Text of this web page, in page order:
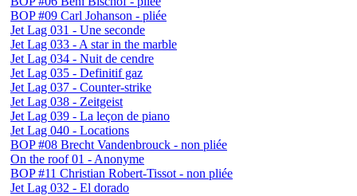
BOP #09 Carl Johanson - pliée
Jet Lag 031 - Une seconde
Jet Lag 033 - A star in the marble
Jet Lag 034 - Nuit de cendre
Jet Lag 035 - Definitif gaz
Jet Lag 037 - Counter-strike
Jet Lag 038 - Zeitgeist
Jet Lag 039 - La leçon de piano
Jet Lag 040 - Locations
BOP #08 Brecht Vandenbrouck - non pliée
On the roof 01 - Anonyme
BOP #11 Christian Robert-Tissot - non pliée
Jet Lag 032 - El dorado